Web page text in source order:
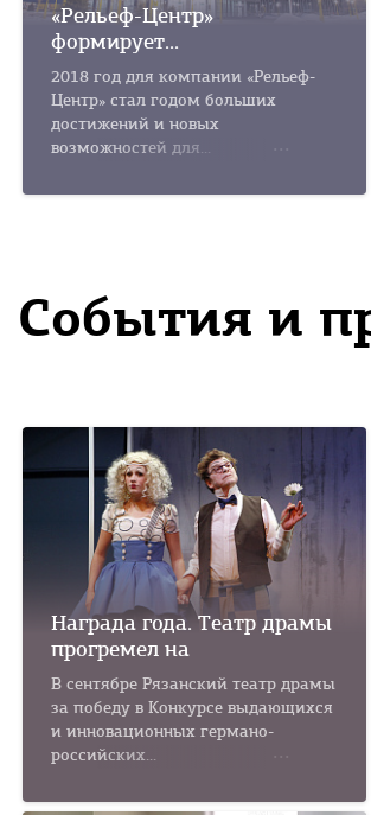
«Рельеф-Центр»
формирует...
2018 год для компании «Рельеф-
Центр» стал годом больших
достижений и новых
возможностей для...
События и
Награда года. Театр драмы
прогремел на
В сентябре Рязанский театр драмы
за победу в Конкурсе выдающихся
и инновационных германо-
российских...